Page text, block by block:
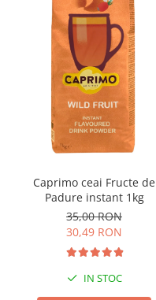
Caprimo ceai Fructe de
Padure instant 1kg
35,00 RON
30,49 RON
IN STOC